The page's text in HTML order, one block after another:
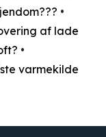
•
af lade
•
varmekilde